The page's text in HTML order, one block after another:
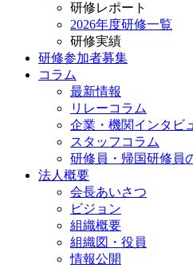
研修レポート
2026年度研修一覧
研修実績
研修参加者募集
コラム
最新情報
リレーコラム
企業・機関インタビ
スタッフコラム
研修員・帰国研修員
法人概要
会長あいさつ
ビジョン
組織概要
組織図・役員
情報公開